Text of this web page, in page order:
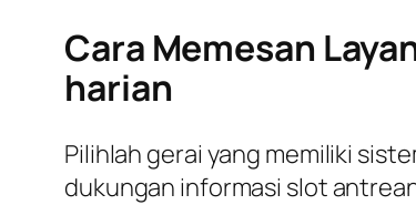
Cara Memesan
harian
Pilihlah gerai yang memiliki
dukungan informasi slot